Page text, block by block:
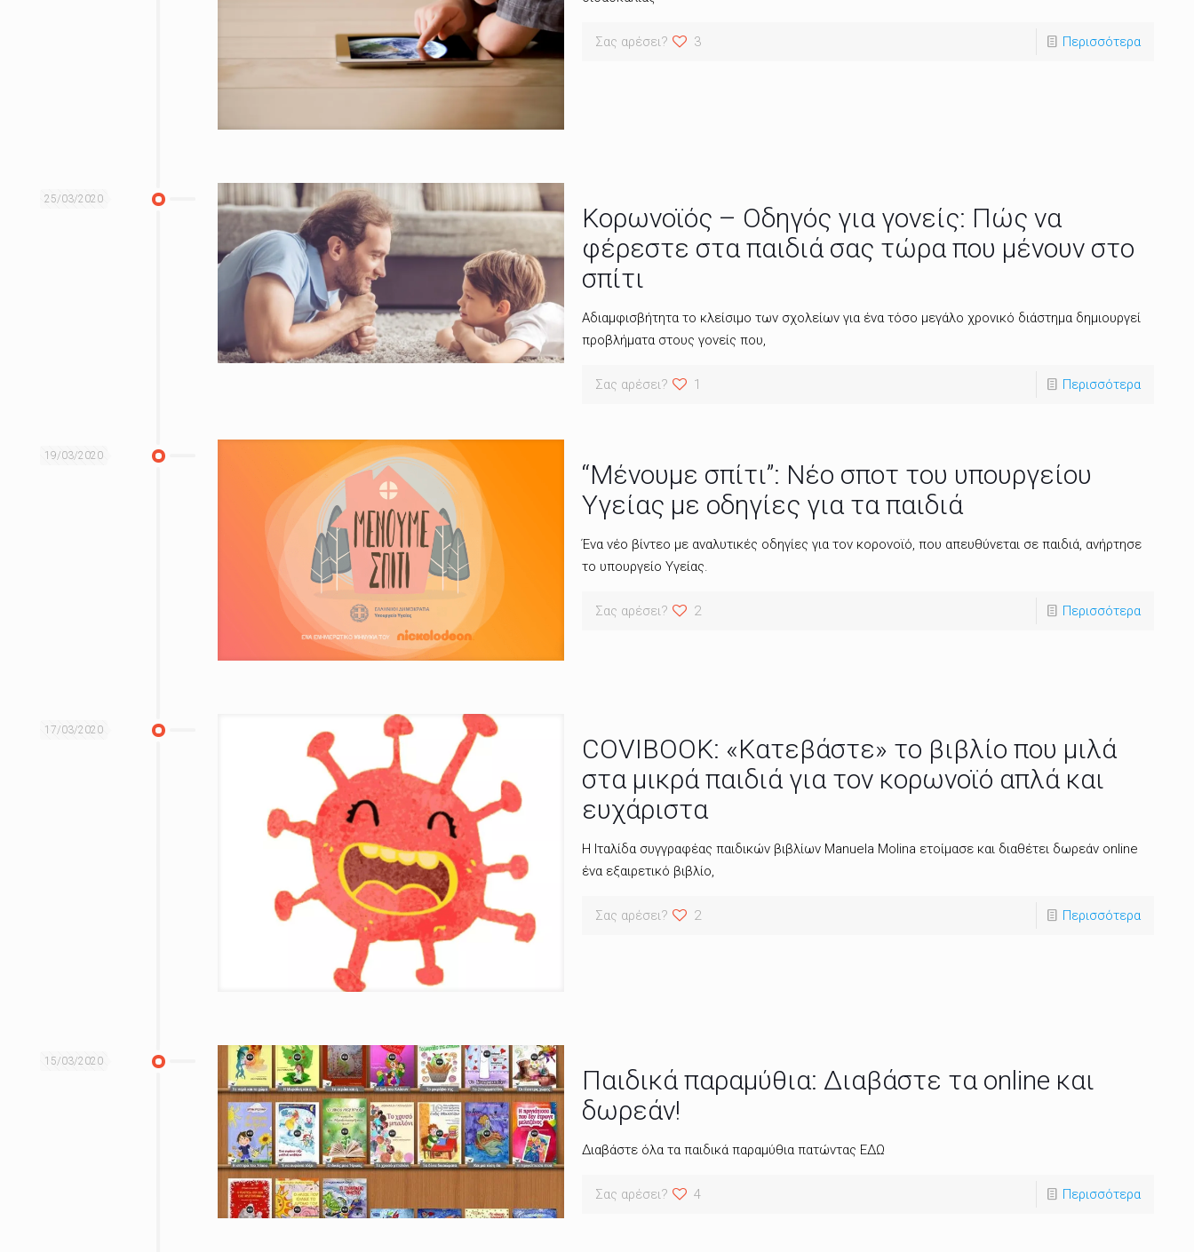
Σας αρέσει? 3 Περισσότερα
25/03/2020
Κορωνοϊός – Οδηγός για γονείς: Πώς να
φέρεστε στα παιδιά σας τώρα που μένουν στο
σπίτι
Αδιαμφισβήτητα το κλείσιμο των σχολείων για ένα τόσο μεγάλο χρονικό διάστημα δημιουργεί
προβλήματα στους γονείς που,
Σας αρέσει? 1 Περισσότερα
19/03/2020
“Μένουμε σπίτι”: Νέο σποτ του υπουργείου
Υγείας με οδηγίες για τα παιδιά
Ένα νέο βίντεο με αναλυτικές οδηγίες για τον κορονοϊό, που απευθύνεται σε παιδιά, ανήρτησε
το υπουργείο Υγείας.
Σας αρέσει? 2 Περισσότερα
17/03/2020
COVIBOOK: «Κατεβάστε» το βιβλίο που μιλά
στα μικρά παιδιά για τον κορωνοϊό απλά και
ευχάριστα
Η Ιταλίδα συγγραφέας παιδικών βιβλίων Manuela Molina ετοίμασε και διαθέτει δωρεάν online
ένα εξαιρετικό βιβλίο,
Σας αρέσει? 2 Περισσότερα
15/03/2020
Παιδικά παραμύθια: Διαβάστε τα online και
δωρεάν!
Διαβάστε όλα τα παιδικά παραμύθια πατώντας ΕΔΩ
Σας αρέσει? 4 Περισσότερα